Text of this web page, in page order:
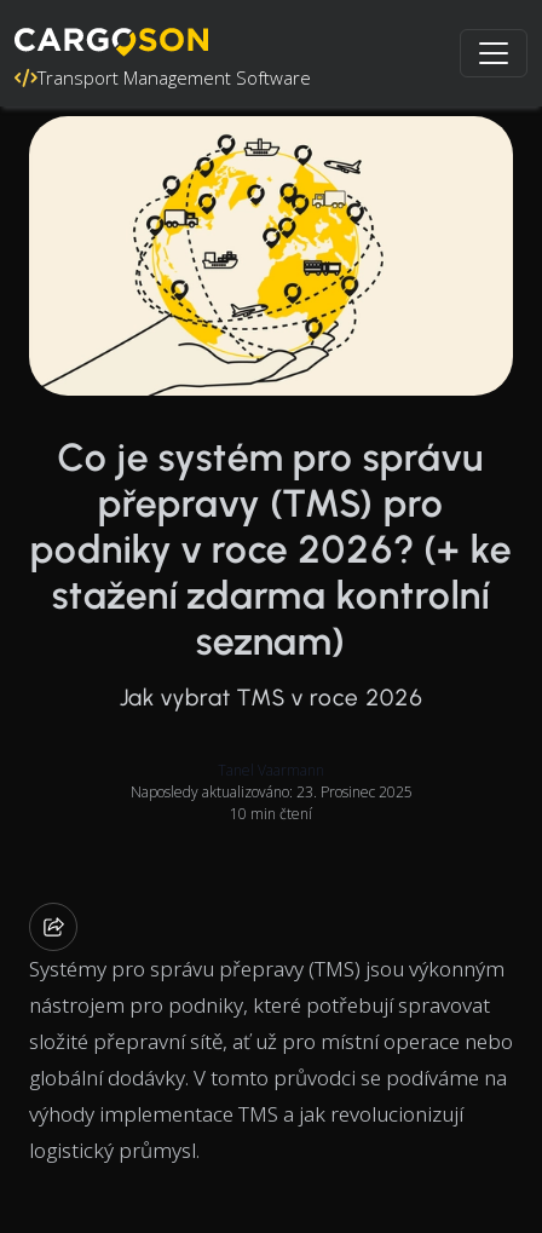
Transport Management Software
Co je systém pro správu
přepravy (TMS) pro
podniky v roce 2026? (+ ke
stažení zdarma kontrolní
seznam)
Jak vybrat TMS v roce 2026
Tanel Vaarmann
Naposledy aktualizováno: 23. Prosinec 2025
10 min čtení
Systémy pro správu přepravy (TMS) jsou výkonným
nástrojem pro podniky, které potřebují spravovat
složité přepravní sítě, ať už pro místní operace nebo
globální dodávky. V tomto průvodci se podíváme na
výhody implementace TMS a jak revolucionizují
logistický průmysl.